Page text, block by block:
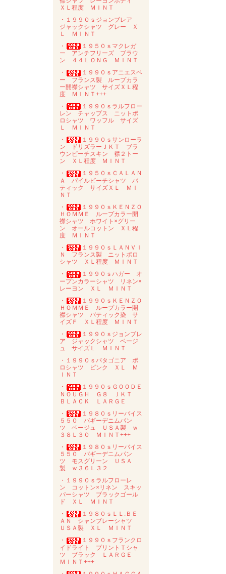
ＸＬ程度 ＭＩＮＴ
・１９９０ｓジョンブレア
ジャックシャツ グレー Ｘ
Ｌ ＭＩＮＴ
・
１９５０ｓマクレガ
ー アンチフリーズ ブラウ
ン ４４ＬＯＮＧ ＭＩＮＴ
・
１９９０ｓアニエスベ
ー フランス製 ループカラ
ー開襟シャツ サイズＸＬ程
度 ＭＩＮＴ+++
・
１９９０ｓラルフロー
レン チャップス ニットポ
ロシャツ ワッフル サイズ
Ｌ ＭＩＮＴ
・
１９９０ｓサンローラ
ン ドリズラーＪＫＴ ブラ
ウンピーチスキン 襟２トー
ン ＸＬ程度 ＭＩＮＴ
・
１９５０ｓＣＡＬＡＮ
Ａ パイルビーチシャツ バ
ティック サイズＸＬ ＭＩ
ＮＴ
・
１９９０ｓＫＥＮＺＯ
ＨＯＭＭＥ ループカラー開
襟シャツ ホワイト×グリー
ン オールコットン ＸＬ程
度 ＭＩＮＴ
・
１９９０ｓＬＡＮＶＩ
Ｎ フランス製 ニットポロ
シャツ ＸＬ程度 ＭＩＮＴ
・
１９９０ｓハガー オ
ープンカラーシャツ リネン×
レーヨン ＸＬ ＭＩＮＴ
・
１９９０ｓＫＥＮＺＯ
ＨＯＭＭＥ ループカラー開
襟シャツ バティック染 サ
イズＦ ＸＬ程度 ＭＩＮＴ
・
１９９０ｓジョンブレ
ア ジャックシャツ ベージ
ュ サイズＬ ＭＩＮＴ
・１９９０ｓパタゴニア ポ
ロシャツ ピンク ＸＬ Ｍ
ＩＮＴ
・
１９９０ｓＧＯＯＤＥ
ＮＯＵＧＨ Ｇ８ ＪＫＴ
ＢＬＡＣＫ ＬＡＲＧＥ
・
１９８０ｓリーバイス
５５０ バギーデニムパン
ツ ベージュ ＵＳＡ製 ｗ
３８Ｌ３０ ＭＩＮＴ+++
・
１９８０ｓリーバイス
５５０ バギーデニムパン
ツ モスグリーン ＵＳＡ
製 ｗ３６Ｌ３２
・１９９０ｓラルフローレ
ン コットン×リネン スキッ
パーシャツ ブラックゴール
ド ＸＬ ＭＩＮＴ
・
１９８０ｓＬＬ.ＢＥ
ＡＮ シャンブレーシャツ
ＵＳＡ製 ＸＬ ＭＩＮＴ
・
１９９０ｓフランクロ
イドライト プリントＴシャ
ツ ブラック ＬＡＲＧＥ
ＭＩＮＴ+++